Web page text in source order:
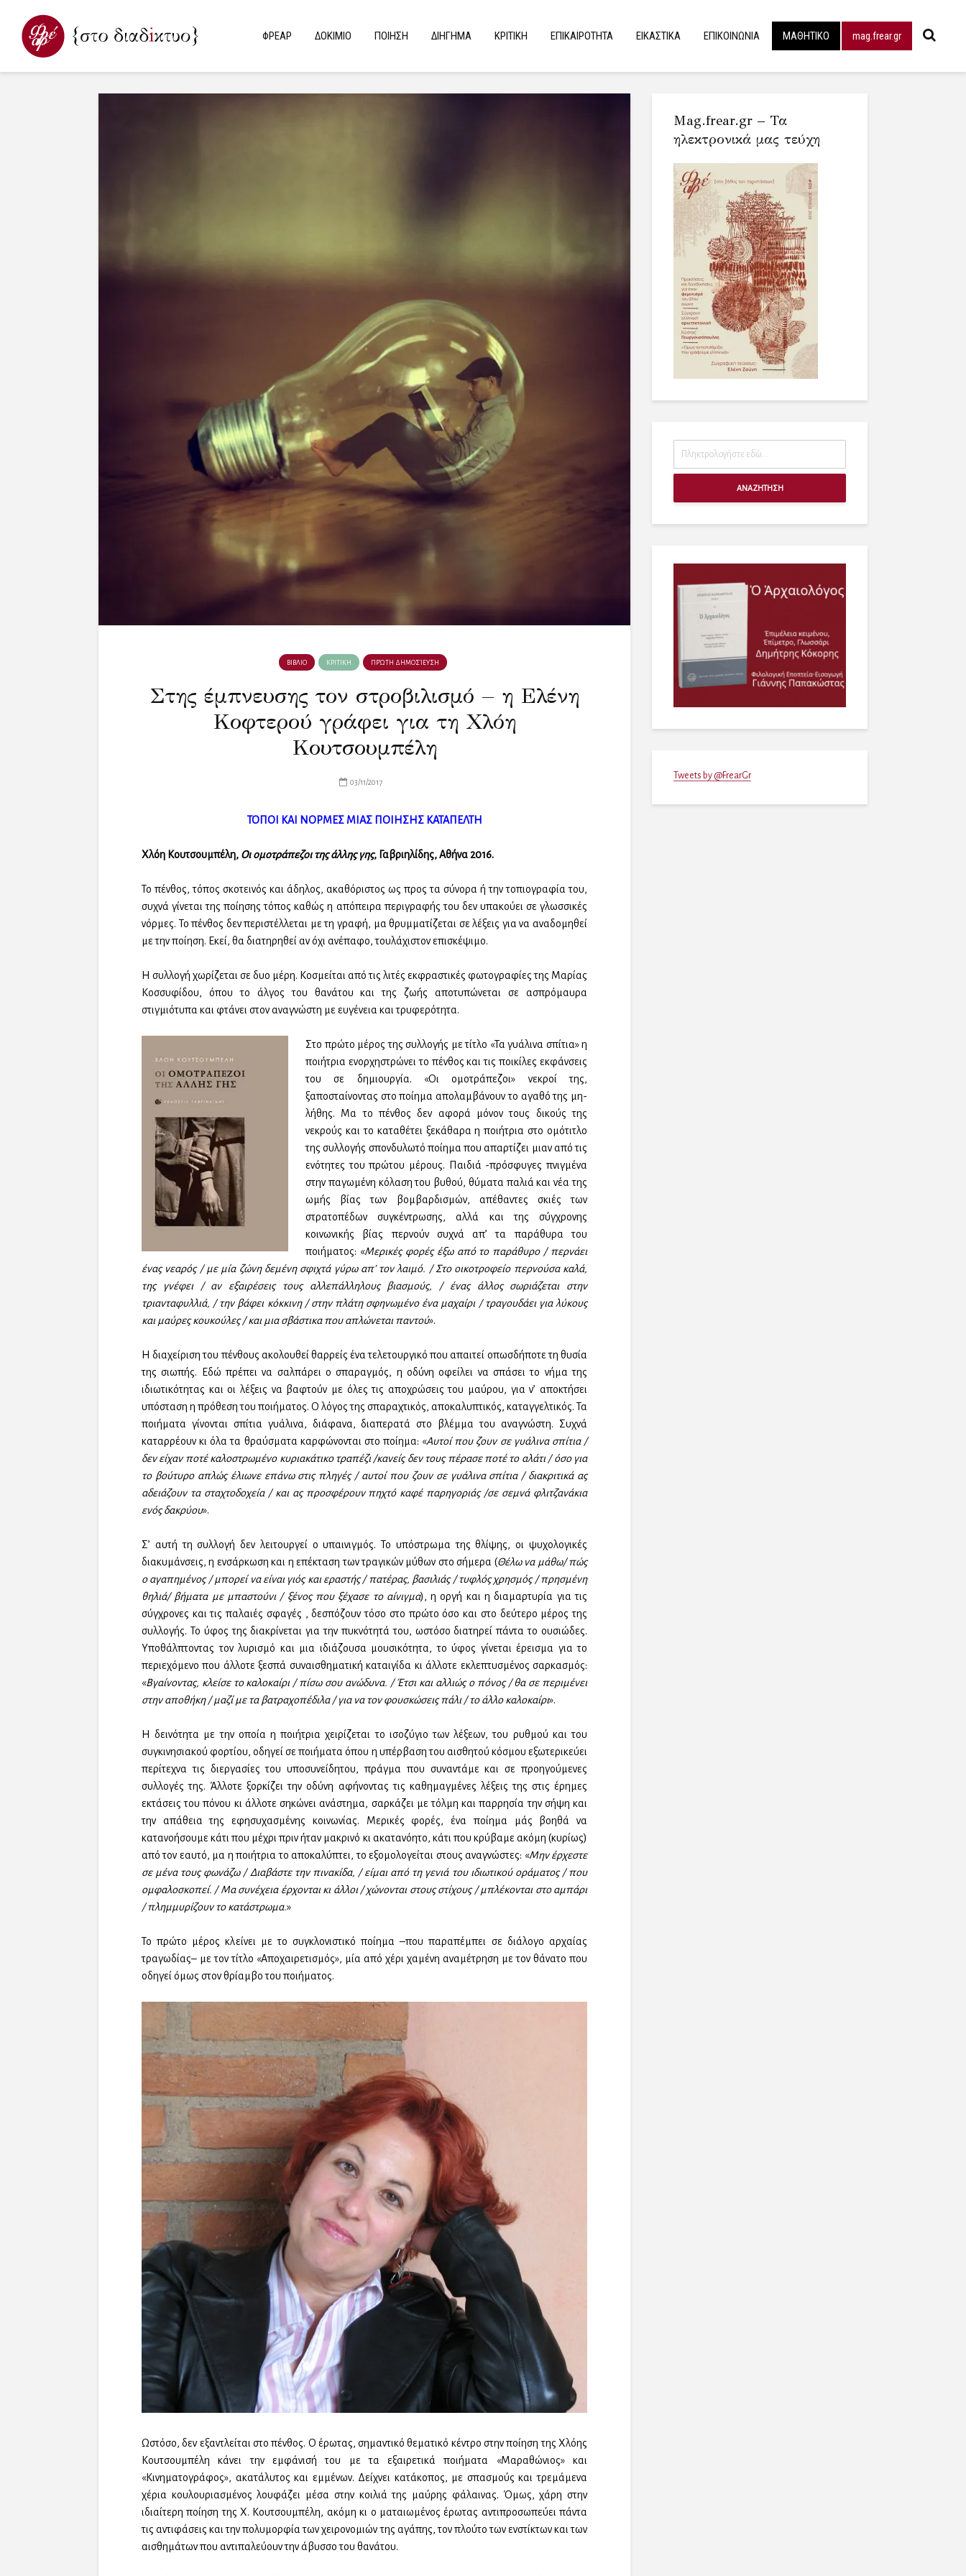
ΦΡΕΑΡ ΔΟΚΙΜΙΟ ΠΟΙΗΣΗ ΔΙΗΓΗΜΑ ΚΡΙΤΙΚΗ ΕΠΙΚΑΙΡΟΤΗΤΑ ΕΙΚΑΣΤΙΚΑ ΕΠΙΚΟΙΝΩΝΙΑ ΜΑΘΗΤΙΚΟ mag.frear.gr
ΒΙΒΛΙΟ ΚΡΙΤΙΚΗ ΠΡΏΤΗ ΔΗΜΟΣΊΕΥΣΗ
Στης έμπνευσης τον στροβιλισμό – η Ελένη
Κοφτερού γράφει για τη Χλόη
Κουτσουμπέλη
03/11/2017
ΤΟΠΟΙ ΚΑΙ ΝΟΡΜΕΣ ΜΙΑΣ ΠΟΙΗΣΗΣ ΚΑΤΑΠΕΛΤΗ
Χλόη Κουτσουμπέλη, Οι ομοτράπεζοι της άλλης γης, Γαβριηλίδης, Αθήνα 2016.
Το πένθος, τόπος σκοτεινός και άδηλος, ακαθόριστος ως προς τα σύνορα ή την τοπιογραφία του,
συχνά γίνεται της ποίησης τόπος καθώς η απόπειρα περιγραφής του δεν υπακούει σε γλωσσικές
νόρμες. Το πένθος δεν περιστέλλεται με τη γραφή, μα θρυμματίζεται σε λέξεις για να αναδομηθεί
με την ποίηση. Εκεί, θα διατηρηθεί αν όχι ανέπαφο, τουλάχιστον επισκέψιμο.
Η συλλογή χωρίζεται σε δυο μέρη. Κοσμείται από τις λιτές εκφραστικές φωτογραφίες της Μαρίας
Κοσσυφίδου, όπου το άλγος του θανάτου και της ζωής αποτυπώνεται σε ασπρόμαυρα
στιγμιότυπα και φτάνει στον αναγνώστη με ευγένεια και τρυφερότητα.
Στο πρώτο μέρος της συλλογής με τίτλο «Τα γυάλινα σπίτια» η
ποιήτρια ενορχηστρώνει το πένθος και τις ποικίλες εκφάνσεις
του σε δημιουργία. «Οι ομοτράπεζοι» νεκροί της,
ξαποσταίνοντας στο ποίημα απολαμβάνουν το αγαθό της μη-
λήθης. Μα το πένθος δεν αφορά μόνον τους δικούς της
νεκρούς και το καταθέτει ξεκάθαρα η ποιήτρια στο ομότιτλο
της συλλογής σπονδυλωτό ποίημα που απαρτίζει μιαν από τις
ενότητες του πρώτου μέρους. Παιδιά -πρόσφυγες πνιγμένα
στην παγωμένη κόλαση του βυθού, θύματα παλιά και νέα της
ωμής βίας των βομβαρδισμών, απέθαντες σκιές των
στρατοπέδων συγκέντρωσης, αλλά και της σύγχρονης
κοινωνικής βίας περνούν συχνά απ’ τα παράθυρα του
ποιήματος: «Μερικές φορές έξω από το παράθυρο / περνάει
ένας νεαρός / με μία ζώνη δεμένη σφιχτά γύρω απ’ τον λαιμό. / Στο οικοτροφείο περνούσα καλά,
της γνέφει / αν εξαιρέσεις τους αλλεπάλληλους βιασμούς, / ένας άλλος σωριάζεται στην
τριανταφυλλιά, / την βάφει κόκκινη / στην πλάτη σφηνωμένο ένα μαχαίρι / τραγουδάει για λύκους
και μαύρες κουκούλες / και μια σβάστικα που απλώνεται παντού».
Η διαχείριση του πένθους ακολουθεί θαρρείς ένα τελετουργικό που απαιτεί οπωσδήποτε τη θυσία
της σιωπής. Εδώ πρέπει να σαλπάρει ο σπαραγμός, η οδύνη οφείλει να σπάσει το νήμα της
ιδιωτικότητας και οι λέξεις να βαφτούν με όλες τις αποχρώσεις του μαύρου, για ν’ αποκτήσει
υπόσταση η πρόθεση του ποιήματος. Ο λόγος της σπαραχτικός, αποκαλυπτικός, καταγγελτικός. Τα
ποιήματα γίνονται σπίτια γυάλινα, διάφανα, διαπερατά στο βλέμμα του αναγνώστη. Συχνά
καταρρέουν κι όλα τα θραύσματα καρφώνονται στο ποίημα: «Αυτοί που ζουν σε γυάλινα σπίτια /
δεν είχαν ποτέ καλοστρωμένο κυριακάτικο τραπέζι /κανείς δεν τους πέρασε ποτέ το αλάτι / όσο για
το βούτυρο απλώς έλιωνε επάνω στις πληγές / αυτοί που ζουν σε γυάλινα σπίτια / διακριτικά ας
αδειάζουν τα σταχτοδοχεία / και ας προσφέρουν πηχτό καφέ παρηγοριάς /σε σεμνά φλιτζανάκια
ενός δακρύου».
Σ’ αυτή τη συλλογή δεν λειτουργεί ο υπαινιγμός. Το υπόστρωμα της θλίψης, οι ψυχολογικές
διακυμάνσεις, η ενσάρκωση και η επέκταση των τραγικών μύθων στο σήμερα (Θέλω να μάθω/ πώς
ο αγαπημένος / μπορεί να είναι γιός και εραστής / πατέρας, βασιλιάς / τυφλός χρησμός / πρησμένη
θηλιά/ βήματα με μπαστούνι / ξένος που ξέχασε το αίνιγμα), η οργή και η διαμαρτυρία για τις
σύγχρονες και τις παλαιές σφαγές , δεσπόζουν τόσο στο πρώτο όσο και στο δεύτερο μέρος της
συλλογής. Το ύφος της διακρίνεται για την πυκνότητά του, ωστόσο διατηρεί πάντα το ουσιώδες.
Υποθάλπτοντας τον λυρισμό και μια ιδιάζουσα μουσικότητα, το ύφος γίνεται έρεισμα για το
περιεχόμενο που άλλοτε ξεσπά συναισθηματική καταιγίδα κι άλλοτε εκλεπτυσμένος σαρκασμός:
«Βγαίνοντας, κλείσε το καλοκαίρι / πίσω σου ανώδυνα. / Έτσι και αλλιώς ο πόνος / θα σε περιμένει
στην αποθήκη / μαζί με τα βατραχοπέδιλα / για να τον φουσκώσεις πάλι / το άλλο καλοκαίρι».
Η δεινότητα με την οποία η ποιήτρια χειρίζεται το ισοζύγιο των λέξεων, του ρυθμού και του
συγκινησιακού φορτίου, οδηγεί σε ποιήματα όπου η υπέρβαση του αισθητού κόσμου εξωτερικεύει
περίτεχνα τις διεργασίες του υποσυνείδητου, πράγμα που συναντάμε και σε προηγούμενες
συλλογές της. Άλλοτε ξορκίζει την οδύνη αφήνοντας τις καθημαγμένες λέξεις της στις έρημες
εκτάσεις του πόνου κι άλλοτε σηκώνει ανάστημα, σαρκάζει με τόλμη και παρρησία την σήψη και
την απάθεια της εφησυχασμένης κοινωνίας. Μερικές φορές, ένα ποίημα μάς βοηθά να
κατανοήσουμε κάτι που μέχρι πριν ήταν μακρινό κι ακατανόητο, κάτι που κρύβαμε ακόμη (κυρίως)
από τον εαυτό, μα η ποιήτρια το αποκαλύπτει, το εξομολογείται στους αναγνώστες: «Μην έρχεστε
σε μένα τους φωνάζω / Διαβάστε την πινακίδα, / είμαι από τη γενιά του ιδιωτικού οράματος / που
ομφαλοσκοπεί. / Μα συνέχεια έρχονται κι άλλοι / χώνονται στους στίχους / μπλέκονται στο αμπάρι
/ πλημμυρίζουν το κατάστρωμα.»
Το πρώτο μέρος κλείνει με το συγκλονιστικό ποίημα –που παραπέμπει σε διάλογο αρχαίας
τραγωδίας– με τον τίτλο «Αποχαιρετισμός», μία από χέρι χαμένη αναμέτρηση με τον θάνατο που
οδηγεί όμως στον θρίαμβο του ποιήματος.
Ωστόσο, δεν εξαντλείται στο πένθος. Ο έρωτας, σημαντικό θεματικό κέντρο στην ποίηση της Χλόης
Κουτσουμπέλη κάνει την εμφάνισή του με τα εξαιρετικά ποιήματα «Μαραθώνιος» και
«Κινηματογράφος», ακατάλυτος και εμμένων. Δείχνει κατάκοπος, με σπασμούς και τρεμάμενα
χέρια κουλουριασμένος λουφάζει μέσα στην κοιλιά της μαύρης φάλαινας. Όμως, χάρη στην
ιδιαίτερη ποίηση της Χ. Κουτσουμπέλη, ακόμη κι ο ματαιωμένος έρωτας αντιπροσωπεύει πάντα
τις αντιφάσεις και την πολυμορφία των χειρονομιών της αγάπης, τον πλούτο των ενστίκτων και των
αισθημάτων που αντιπαλεύουν την άβυσσο του θανάτου.
Mag.frear.gr – Τα
ηλεκτρονικά μας τεύχη
ΑΝΑΖΗΤΗΣΗ
Tweets by @FrearGr